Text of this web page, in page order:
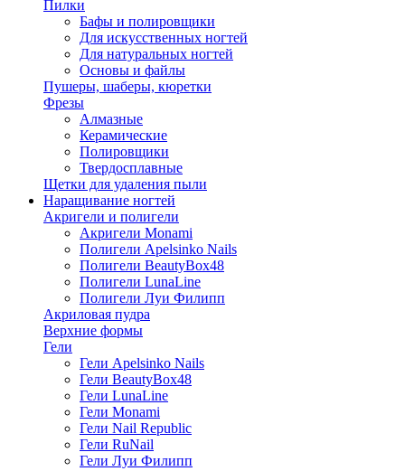
Пилки
Бафы и полировщики
Для искусственных ногтей
Для натуральных ногтей
Основы и файлы
Пушеры, шаберы, кюретки
Фрезы
Алмазные
Керамические
Полировщики
Твердосплавные
Щетки для удаления пыли
Наращивание ногтей
Акригели и полигели
Акригели Monami
Полигели Apelsinko Nails
Полигели BeautyBox48
Полигели LunaLine
Полигели Луи Филипп
Акриловая пудра
Верхние формы
Гели
Гели Apelsinko Nails
Гели BeautyBox48
Гели LunaLine
Гели Monami
Гели Nail Republic
Гели RuNail
Гели Луи Филипп